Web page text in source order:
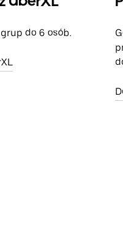
do 6 osób.